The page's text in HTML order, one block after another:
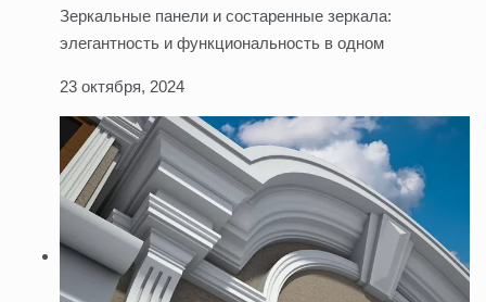
Зеркальные панели и состаренные зеркала:
элегантность и функциональность в одном
23 октября, 2024